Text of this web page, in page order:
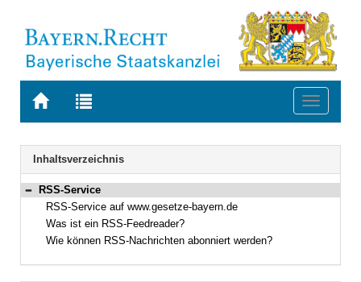
Zur
BAYERN.RECHT
Zur
letzten
Suche
Toggle
Navigation
Inhaltsverzeichnis
Bereich reduzieren
RSS-Service
RSS-Service auf www.gesetze-bayern.de
Was ist ein RSS-Feedreader?
Wie können RSS-Nachrichten abonniert werden?